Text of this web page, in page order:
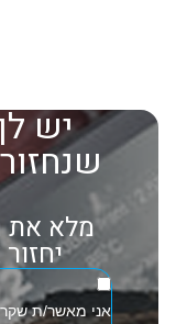
יש
מלא את
יחזור
אני מאשר/ת